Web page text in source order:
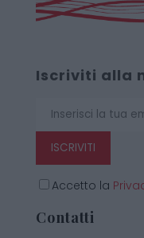
Iscriviti alla
ISCRIVITI
Accetto la
Contatti